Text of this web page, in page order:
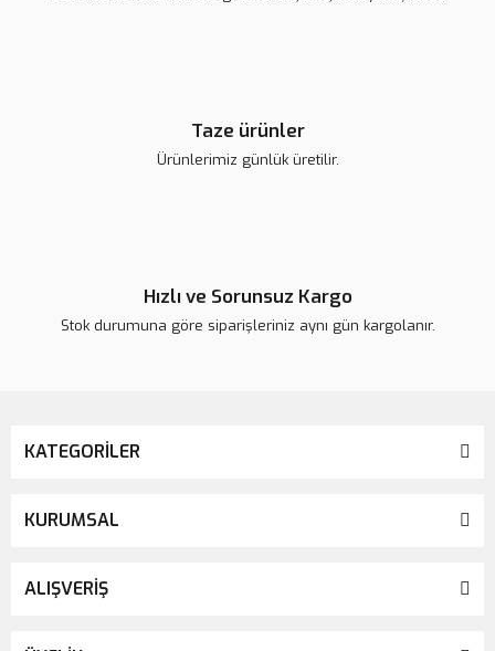
Taze ürünler
Ürünlerimiz günlük üretilir.
Hızlı ve Sorunsuz Kargo
Stok durumuna göre siparişleriniz aynı gün kargolanır.
KATEGORİLER
KURUMSAL
ALIŞVERİŞ